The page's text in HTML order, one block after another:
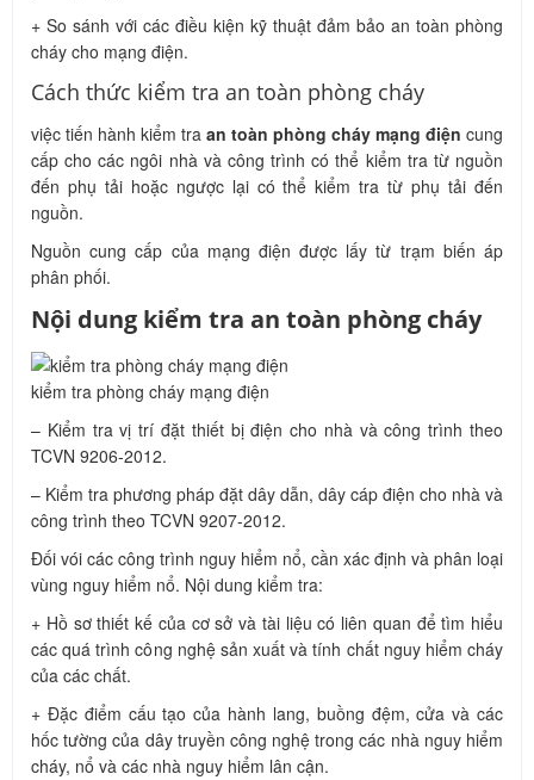
+ So sánh với các điều kiện kỹ thuật đảm bảo an toàn phòng
cháy cho mạng điện.
Cách thức kiểm tra an toàn phòng cháy
việc tiến hành kiểm tra an toàn phòng cháy mạng điện cung
cấp cho các ngôi nhà và công trình có thể kiểm tra từ nguồn
đến phụ tải hoặc ngược lại có thể kiểm tra từ phụ tải đến
nguồn.
Nguồn cung cấp của mạng điện được lấy từ trạm biến áp
phân phối.
Nội dung kiểm tra an toàn phòng cháy
kiểm tra phòng cháy mạng điện
– Kiểm tra vị trí đặt thiết bị điện cho nhà và công trình theo
TCVN 9206-2012.
– Kiểm tra phương pháp đặt dây dẫn, dây cáp điện cho nhà và
công trình theo TCVN 9207-2012.
Đối vói các công trình nguy hiểm nổ, cần xác định và phân loại
vùng nguy hiểm nổ. Nội dung kiểm tra:
+ Hồ sơ thiết kế của cơ sở và tài liệu có liên quan để tìm hiểu
các quá trình công nghệ sản xuất và tính chất nguy hiểm cháy
của các chất.
+ Đặc điểm cấu tạo của hành lang, buồng đệm, cửa và các
hốc tường của dây truyền công nghệ trong các nhà nguy hiểm
cháy, nổ và các nhà nguy hiểm lân cận.